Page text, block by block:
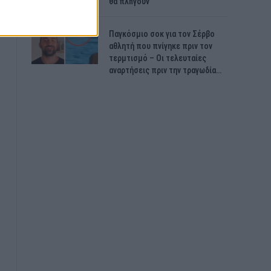
Παγκόσμιο σοκ για τον Σέρβο
αθλητή που πνίγηκε πριν τον
τερμτισμό – Οι τελευταίες
αναρτήσεις πριν την τραγωδία…